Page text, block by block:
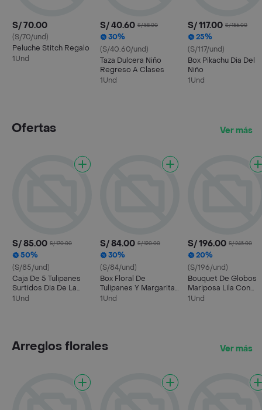
S/ 70.00
(S/70/und)
Peluche Stitch Regalo
1Und
S/ 40.60 S/ 58.00
30%
(S/40.60/und)
Taza Dulcera Niño
Regreso A Clases
1Und
S/ 117.00 S/ 156.00
25%
(S/117/und)
Box Pikachu Dia Del
Niño
1Und
Ofertas Ver más
S/ 85.00 S/ 170.00
50%
(S/85/und)
Caja De 5 Tulipanes
Surtidos Dia De La
Novia
1Und
S/ 84.00 S/ 120.00
30%
(S/84/und)
Box Floral De
Tulipanes Y Margaritas
Dia De La Novia
1Und
S/ 196.00 S/ 245.00
20%
(S/196/und)
Bouquet De Globos
Mariposa Lila Con
Helio
1Und
Arreglos florales Ver más